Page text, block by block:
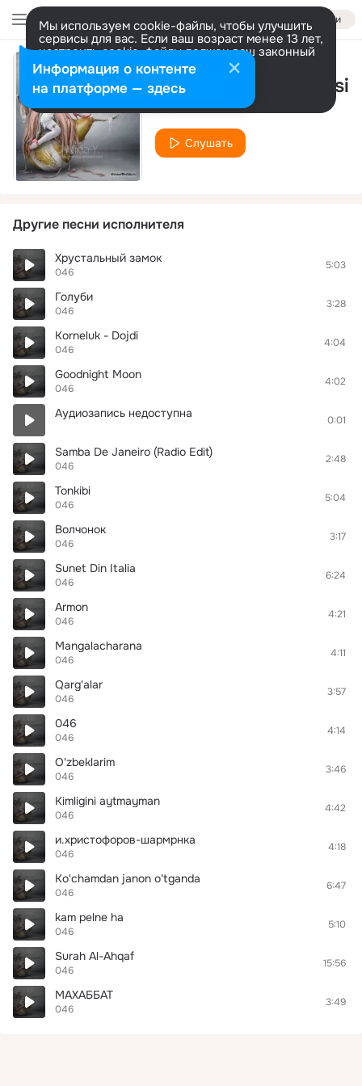
Войти
Мы используем cookie-файлы, чтобы улучшить
сервисы для вас. Если ваш возраст менее 13 лет,
настроить cookie-файлы должен ваш законный
представитель. Больше информации
Разрешить все Настроить
Batuta de la Tatarusi
046
Слушать
Другие песни исполнителя
Хрустальный замок
046
5:03
Голуби
046
3:28
Korneluk - Dojdi
046
4:04
Goodnight Moon
046
4:02
Аудиозапись недоступна 0:01
Samba De Janeiro (Radio Edit)
046
2:48
Tonkibi
046
5:04
Волчонок
046
3:17
Sunet Din Italia
046
6:24
Armon
046
4:21
Mangalacharana
046
4:11
Qarg'alar
046
3:57
046
046
4:14
O'zbeklarim
046
3:46
Kimligini aytmayman
046
4:42
и.христофоров-шармрнка
046
4:18
Ko'chamdan janon o'tganda
046
6:47
kam pelne ha
046
5:10
Surah Al-Ahqaf
046
15:56
МАХАББАТ
046
3:49
Информация о контенте
на платформе — здесь